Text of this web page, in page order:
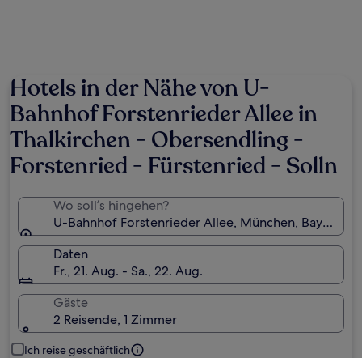
Hotels in der Nähe von U-
Bahnhof Forstenrieder Allee in
Thalkirchen - Obersendling -
Forstenried - Fürstenried - Solln
Wo soll’s hingehen?
U-Bahnhof Forstenrieder Allee, München, Bayern,
Daten
Fr., 21. Aug. - Sa., 22. Aug.
Gäste
2 Reisende, 1 Zimmer
Ich reise geschäftlich